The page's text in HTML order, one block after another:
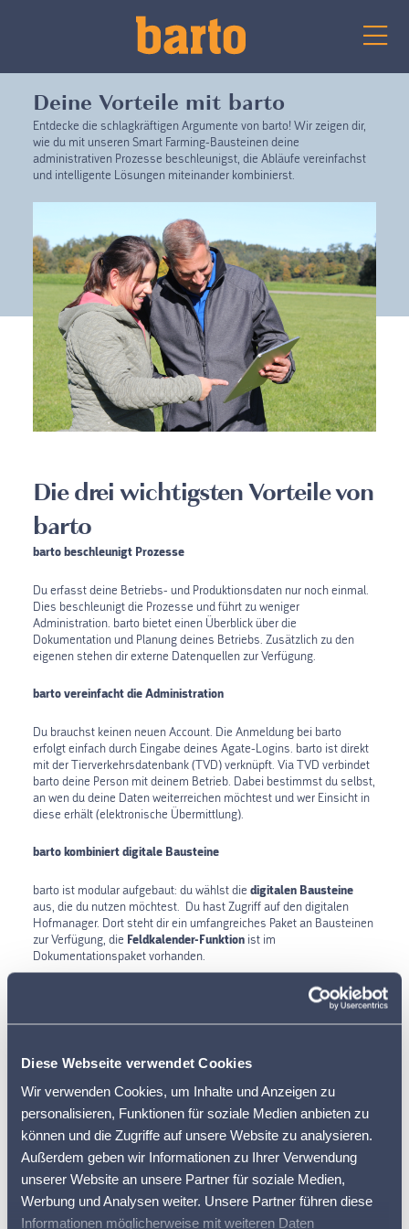
Diese Webseite verwendet Cookies
Wir verwenden Cookies, um Inhalte und Anzeigen zu
personalisieren, Funktionen für soziale Medien anbieten zu
können und die Zugriffe auf unsere Website zu analysieren.
Außerdem geben wir Informationen zu Ihrer Verwendung
unserer Website an unsere Partner für soziale Medien,
Werbung und Analysen weiter. Unsere Partner führen diese
Informationen möglicherweise mit weiteren Daten
Deine Vorteile mit barto
Entdecke die schlagkräftigen Argumente von barto! Wir zeigen dir,
wie du mit unseren Smart Farming-Bausteinen deine
administrativen Prozesse beschleunigst, die Abläufe vereinfachst
und intelligente Lösungen miteinander kombinierst.
Die drei wichtigsten Vorteile von
barto
barto beschleunigt Prozesse
Du erfasst deine Betriebs- und Produktionsdaten nur noch einmal.
Dies beschleunigt die Prozesse und führt zu weniger
Administration. barto bietet einen Überblick über die
Dokumentation und Planung deines Betriebs. Zusätzlich zu den
eigenen stehen dir externe Datenquellen zur Verfügung.
barto vereinfacht die Administration
Du brauchst keinen neuen Account. Die Anmeldung bei barto
erfolgt einfach durch Eingabe deines Agate-Logins. barto ist direkt
mit der Tierverkehrsdatenbank (TVD) verknüpft. Via TVD verbindet
barto deine Person mit deinem Betrieb. Dabei bestimmst du selbst,
an wen du deine Daten weiterreichen möchtest und wer Einsicht in
diese erhält (elektronische Übermittlung).
barto kombiniert digitale Bausteine
barto ist modular aufgebaut: du wählst die digitalen Bausteine
aus, die du nutzen möchtest. Du hast Zugriff auf den digitalen
Hofmanager. Dort steht dir ein umfangreiches Paket an Bausteinen
zur Verfügung, die Feldkalender-Funktion ist im
Dokumentationspaket vorhanden.